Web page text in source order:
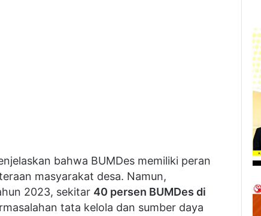
bahwa BUMDes memiliki peran
masyarakat desa. Namun,
2023, sekitar 40 persen BUMDes di
tata kelola dan sumber daya